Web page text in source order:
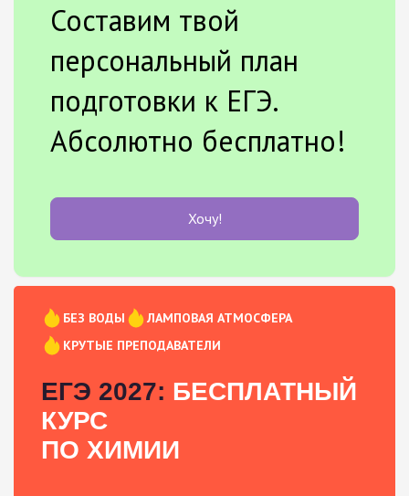
Составим твой
персональный план
подготовки к ЕГЭ.
Абсолютно бесплатно!
Хочу!
БЕЗ ВОДЫ
ЛАМПОВАЯ АТМОСФЕРА
КРУТЫЕ ПРЕПОДАВАТЕЛИ
ЕГЭ 2027: БЕСПЛАТНЫЙ
КУРС
ПО ХИМИИ